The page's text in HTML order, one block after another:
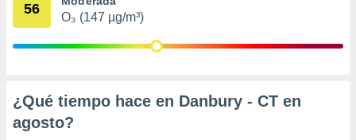
publicidad
56
O₃ (147 µg/m³)
¿Qué tiempo hace en Danbury - CT en
agosto?